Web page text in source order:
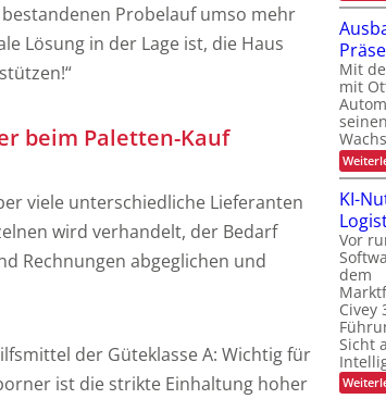
Probelauf umso mehr
Lösung in der Lage ist, die Haus
beim Paletten-Kauf
viele unterschiedliche Lieferanten
wird verhandelt, der Bedarf
Rechnungen abgeglichen und
der Güteklasse A: Wichtig für
ist die strikte Einhaltung hoher
Mit
mit
KI-
Vor
dem
Civey
Sicht